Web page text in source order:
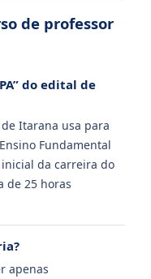
de professor
do edital de
Itarana usa para
Fundamental
inicial da carreira do
de 25 horas
apenas